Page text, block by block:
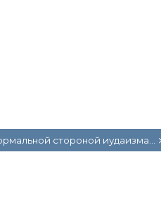
стороной иудаизма…